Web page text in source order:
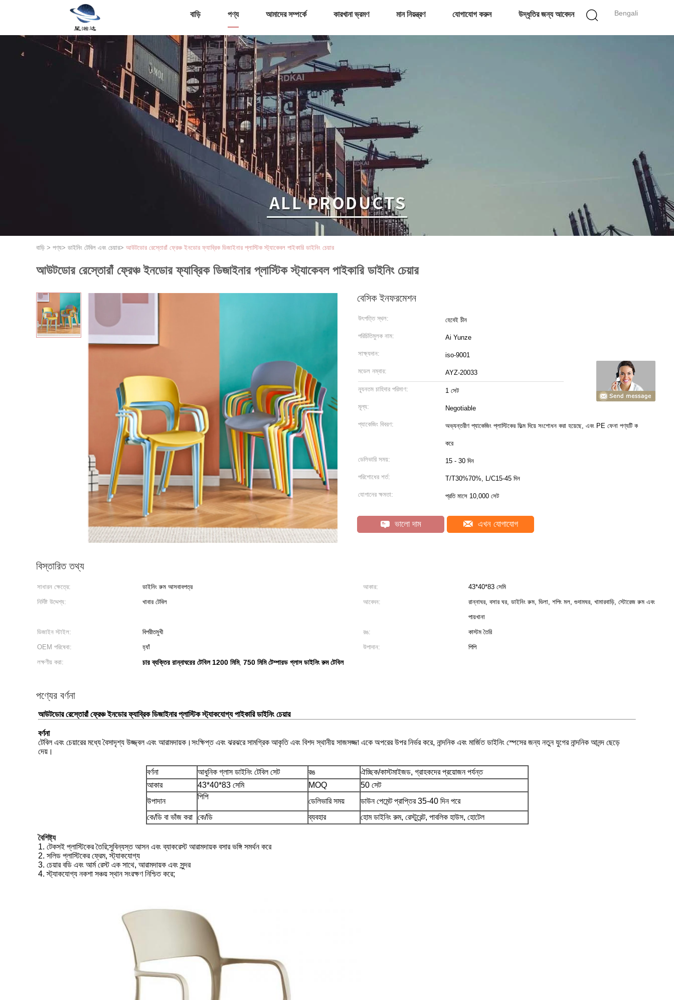
Bengali
বাড়ি পণ্য আমাদের সম্পর্কে কারখানা ভ্রমণ মান নিয়ন্ত্রণ যোগাযোগ করুন উদ্ধৃতির জন্য আবেদন
বাড়ি > পণ্য> ডাইনিং টেবিল এবং চেয়ার> আউটডোর রেস্তোরাঁ ফ্রেঞ্চ ইনডোর ফ্যাব্রিক ডিজাইনার প্লাস্টিক স্ট্যাকেবল পাইকারি ডাইনিং চেয়ার
আউটডোর রেস্তোরাঁ ফ্রেঞ্চ ইনডোর ফ্যাব্রিক ডিজাইনার প্লাস্টিক স্ট্যাকেবল পাইকারি ডাইনিং চেয়ার
বেসিক ইনফরমেশন
উৎপত্তি স্থল: হেবেই চীন
পরিচিতিমুলক নাম: Ai Yunze
সাক্ষ্যদান: iso-9001
মডেল নম্বার: AYZ-20033
ন্যূনতম চাহিদার পরিমাণ: 1 সেট
মূল্য: Negotiable
প্যাকেজিং বিবরণ: অভ্যন্তরীণ প্যাকেজিং প্লাস্টিকের ফিল্ম দিয়ে সংশোধন করা হয়েছে, এবং PE ফেনা পণ্যটি কভার
করে
ডেলিভারি সময়: 15 - 30 দিন
পরিশোধের শর্ত: T/T30%70%, L/C15-45 দিন
যোগানের ক্ষমতা: প্রতি মাসে 10,000 সেট
ভালো দাম এখন যোগাযোগ
বিস্তারিত তথ্য
সাধারন ক্ষেত্রে: ডাইনিং রুম আসবাবপত্র আকার:
43*40*83 সেমি
নির্দিষ্ট উদ্দেশ্য:
খাবার টেবিল আবেদন:
রান্নাঘর, বসার ঘর, ডাইনিং রুম, ভিলা, শপিং মল, গুদামঘর, খামারবাড়ি, স্টোরেজ রুম এবং
পায়খানা
ডিজাইন স্টাইল:
বিপরীতমুখী রঙ:
কাস্টম তৈরি
OEM পরিষেবা:
হ্যাঁ উপাদান:
পিপি
লক্ষণীয় করা:
চার ব্যক্তির রান্নাঘরের টেবিল 1200 মিমি, 750 মিমি টেম্পারড গ্লাস ডাইনিং রুম টেবিল
পণ্যের বর্ণনা
আউটডোর রেস্তোরাঁ ফ্রেঞ্চ ইনডোর ফ্যাব্রিক ডিজাইনার প্লাস্টিক স্ট্যাকযোগ্য পাইকারি ডাইনিং চেয়ার
বর্ণনা
টেবিল এবং চেয়ারের মধ্যে বৈসাদৃশ্য উজ্জ্বল এবং আরামদায়ক।সংক্ষিপ্ত এবং ঝরঝরে সামগ্রিক আকৃতি এবং বিশদ স্থানীয় সাজসজ্জা একে অপরের উপর নির্ভর করে, নান্দনিক এবং মার্জিত ডাইনিং স্পেসের জন্য নতুন যুগের নান্দনিক আনন্দ ছেড়ে
দেয়।
বর্ণনা আধুনিক গ্লাস ডাইনিং টেবিল সেট রঙ
ঐচ্ছিক/কাস্টমাইজড, গ্রাহকদের প্রয়োজন পর্যন্ত
আকার
43*40*83 সেমি MOQ
50 সেট
উপাদান
পিপি
ডেলিভারি সময়
ডাউন পেমেন্ট প্রাপ্তির 35-40 দিন পরে
কে/ডি বা ভাঁজ করা
কে/ডি ব্যবহার হোম ডাইনিং রুম, রেস্টুরেন্ট, পাবলিক হাউস, হোটেল
বৈশিষ্ট্য
1. টেকসই প্লাস্টিকের তৈরি;সুবিন্যস্ত আসন এবং ব্যাকরেস্ট আরামদায়ক বসার ভঙ্গি সমর্থন করে
2. সলিড প্লাস্টিকের ফ্রেম, স্ট্যাকযোগ্য
3. চেয়ার বডি এবং আর্ম রেস্ট এক সাথে, আরামদায়ক এবং সুন্দর
4. স্ট্যাকযোগ্য নকশা সঞ্চয় স্থান সংরক্ষণ নিশ্চিত করে;